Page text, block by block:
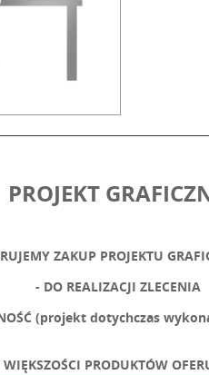
PROJEKT
ZAKUP PROJEKTU
- DO REALIZACJI ZLECENIA
(projekt dotychczas
PRODUKTÓW